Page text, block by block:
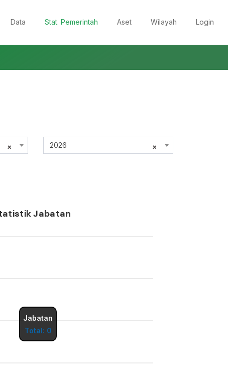
Data Stat. Pemerintah Aset Wilayah Login
× ×
2026
Jabatan
Jabatan
Total: 0